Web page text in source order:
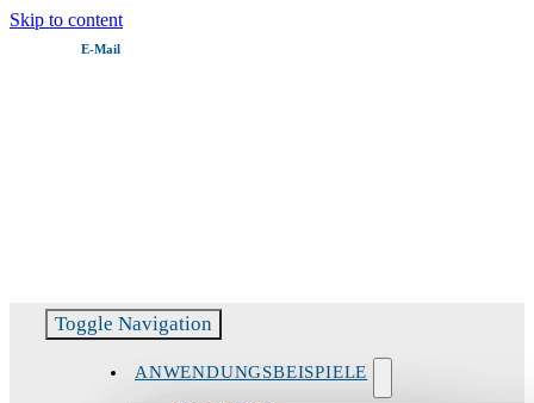
Skip to content
E‑Mail
Toggle Navigation
ANWENDUNGSBEISPIELE